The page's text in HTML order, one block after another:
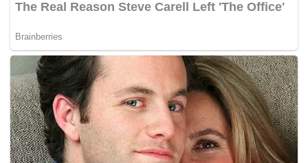
awalnya jahat rupanya adalah mangsa perbuatan
orang lain. Kita tunggu dan lihat,”tegasnya. –
MalaysiaGazette